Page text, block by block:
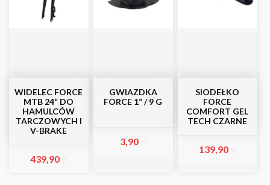
WIDELEC FORCE
MTB 24“ DO
HAMULCÓW
TARCZOWYCH I
V-BRAKE
439,90
GWIAZDKA
FORCE 1“ / 9 G
3,90
SIODEŁKO
FORCE
COMFORT GEL
TECH CZARNE
139,90